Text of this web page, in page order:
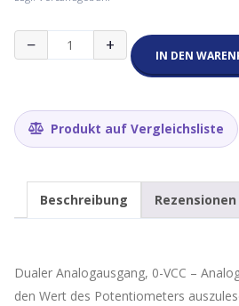
−
Slide
Potentiometer+ IN DEN
Produkt auf Vergleichsliste
Beschreibung Rezensionen
Dualer Analogausgang, 0-VCC –
den Wert des Potentiometers